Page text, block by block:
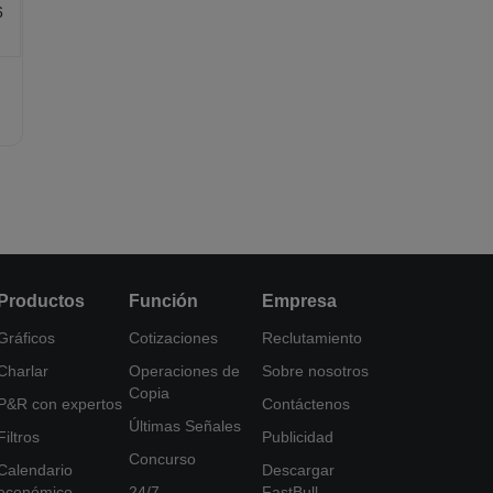
Productos
con expertos
Función
Cotizaciones
Operaciones de
Copia
Últimas Señales
Concurso
Empresa
Reclutamiento
Sobre nosotros
Contáctenos
Publicidad
Descargar